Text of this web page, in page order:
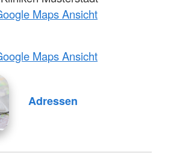
Maps Ansicht
Maps Ansicht
Adressen